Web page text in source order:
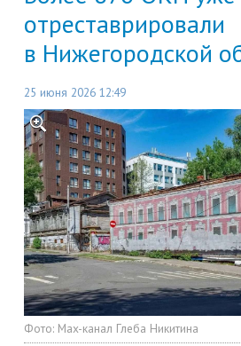
отреставрировали
в Нижегородской
25 июня 2026 12:49
Фото: Max-канал Глеба Никитина